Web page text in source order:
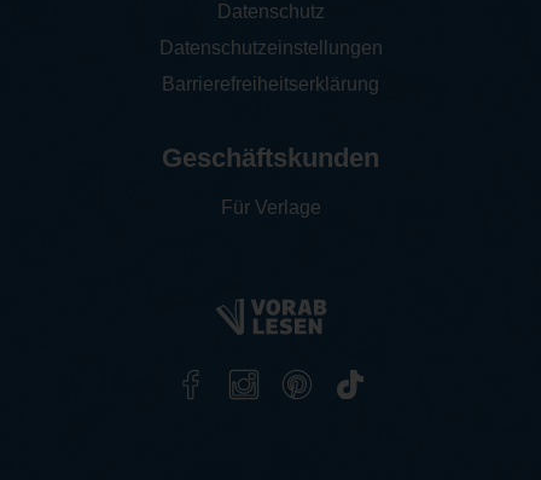
Datenschutz
Datenschutzeinstellungen
Barrierefreiheitserklärung
Geschäftskunden
Für Verlage